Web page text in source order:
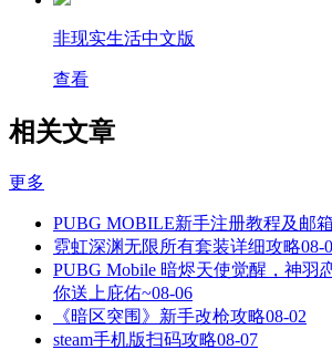
非现实生活中文版
查看
相关文章
更多
PUBG MOBILE新手注册教程及邮
霓虹深渊无限所有套装详细攻略08-
PUBG Mobile 暗烬天使觉醒，神羽
你送上庇佑~08-06
《暗区突围》新手改枪攻略08-02
steam手机版扫码攻略08-07